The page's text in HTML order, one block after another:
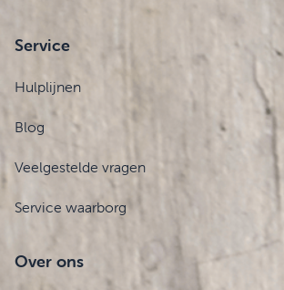
Service
Hulplijnen
Blog
Veelgestelde vragen
Service waarborg
Over ons